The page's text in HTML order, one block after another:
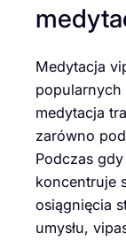
Medytacja
medytacja
zarówno
Podczas
koncentruje
osiągnięcia
umysłu,